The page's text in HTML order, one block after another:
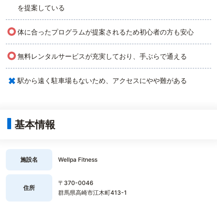
を提案している
○体に合ったプログラムが提案されるため初心者の方も安心
○無料レンタルサービスが充実しており、手ぶらで通える
× 駅から遠く駐車場もないため、アクセスにやや難がある
基本情報
施設名 Wellpa Fitness
住所
〒370-0046
群馬県高崎市江木町413-1